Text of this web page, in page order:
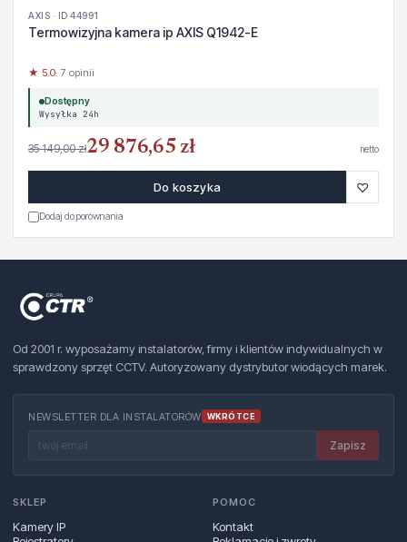
AXIS · ID 44991
Termowizyjna kamera ip AXIS Q1942-E
★ 5.0· 7 opinii
Dostępny
Wysyłka 24h
35 149,00 zł29 876,65 zł netto
Do koszyka ♡
Dodaj do porównania
Od 2001 r. wyposażamy instalatorów, firmy i klientów indywidualnych w
sprawdzony sprzęt CCTV. Autoryzowany dystrybutor wiodących marek.
NEWSLETTER DLA INSTALATORÓW WKRÓTCE
Zapisz
SKLEP
Kamery IP
POMOC
Kontakt